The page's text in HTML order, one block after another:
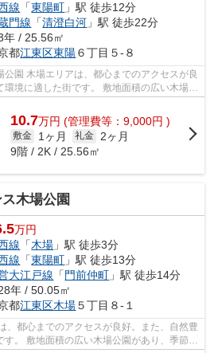
線 「東陽町 」駅 徒歩12分
門線 「清澄白河 」駅 徒歩22分
年 / 25.56㎡
都江東区東陽６丁目５-８
セスが良
境に適した街です。 敷地面積の広い木場公
ら...
10.7万円 (管理費等：9,000円 )
敷金 1ヶ月 礼金
2ヶ月
9階 / 2K / 25.56㎡
木場公園
万円
線 「木場 」駅 徒歩3分
線 「東陽町 」駅 徒歩13分
大江戸線 「 門前仲町 」駅 徒歩14分
年 / 50.05㎡
都江東区木場５丁目８-１
。 敷地面積の広い木場公園があり、季節ご